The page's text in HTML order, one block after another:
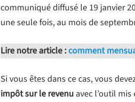
communiqué diffusé le 19 janvier
une seule fois, au mois de
Lire notre article :comment
Si vous êtes dans ce cas, vous
impôt sur le revenu avec l’outil